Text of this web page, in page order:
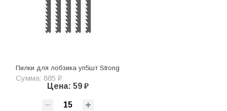
Пилки для лобзика уп5шт Strong
Сумма: 885 ₽
Цена: 59 ₽